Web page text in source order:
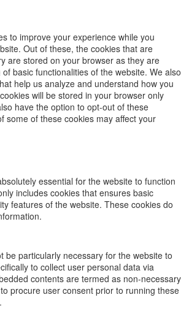
to improve your experience while you
Out of these, the cookies that are
are stored on your browser as they are
basic functionalities of the website. We also
help us analyze and understand how you
will be stored in your browser only
have the option to opt-out of these
some of these cookies may affect your
essential for the website to function
includes cookies that ensures basic
features of the website. These cookies do
be particularly necessary for the website to
to collect user personal data via
contents are termed as non-necessary
procure user consent prior to running these